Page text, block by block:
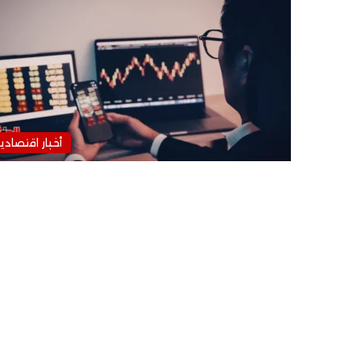
أخبار